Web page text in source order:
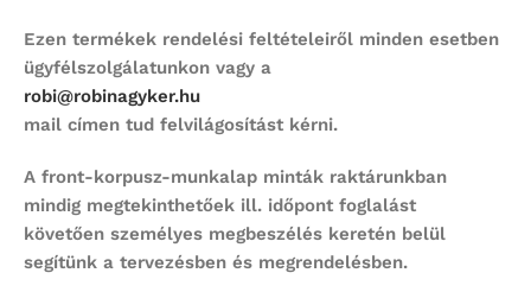
Ezen termékek rendelési feltételeiről minden esetben
ügyfélszolgálatunkon vagy a
robi@robinagyker.hu
mail címen tud felvilágosítást kérni.
A front-korpusz-munkalap minták raktárunkban
mindig megtekinthetőek ill. időpont foglalást
követően személyes megbeszélés keretén belül
segítünk a tervezésben és megrendelésben.